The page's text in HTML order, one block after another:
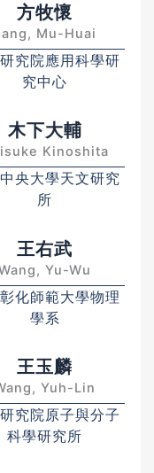
方牧懷
Mu-Huai
究院應用科學研
究中心
木下大輔
Kinoshita
央大學天文研究
所
王右武
Yu-Wu
化師範大學物理
學系
王玉麟
Yuh-Lin
究院原子與分子
科學研究所